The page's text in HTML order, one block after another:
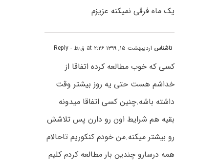
یک ماه فرقی نمیکنه عزیزم
ناشناس اردیبهشت ۱۵, ۱۳۹۹ at ۲:۲۶ ق٫ظ - Reply
کسی که خوب مطالعه کرده اتفاقا از
خداشم هست حتی یه روز بیشتر وقت
داشته باشه.چنین کسی اتفاقا میدونه
بقیه هم شرایط اون رو دارن پس تلاشش
رو بیشتر میکنه.من خودم کنکوریم تاحالام
همه درسارو چندین بار مطالعه کردم کلیم